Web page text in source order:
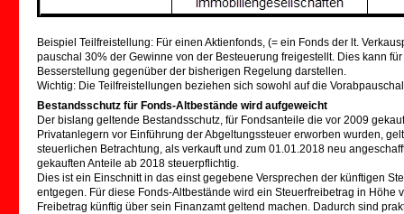
Beispiel Teilfreistellung: Für einen Aktienfonds, (= ein Fonds der lt.
pauschal 30% der Gewinne von der Besteuerung freigestellt. Dies kann
Besserstellung gegenüber der bisherigen Regelung darstellen.
Wichtig: Die Teilfreistellungen beziehen sich sowohl auf die
Bestandsschutz für Fonds-Altbestände wird aufgeweicht
Der bislang geltende Bestandsschutz, für Fondsanteile die vor 2009
Privatanlegern vor Einführung der Abgeltungssteuer erworben wurden,
steuerlichen Betrachtung, als verkauft und zum 01.01.2018 neu
gekauften Anteile ab 2018 steuerpflichtig.
Dies ist ein Einschnitt in das einst gegebene Versprechen der künftigen
entgegen. Für diese Fonds-Altbestände wird ein Steuerfreibetrag in Höhe
Freibetrag künftig über sein Finanzamt geltend machen. Dadurch sind